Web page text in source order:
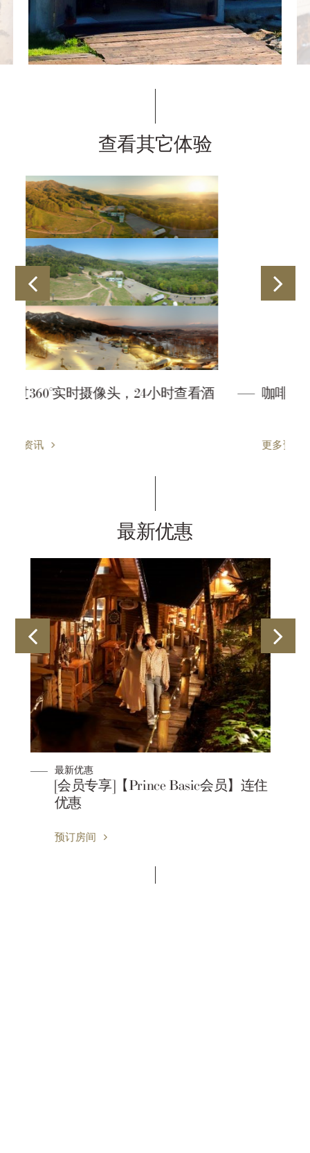
查看其它体验
咖啡屋 森之时钟
最新优惠
最新优惠
【Prince Basic Standard】连住优惠
预订房间